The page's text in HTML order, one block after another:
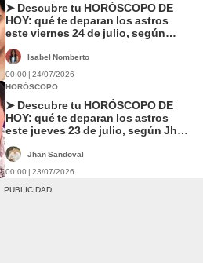
➤ Descubre tu HORÓSCOPO DE
HOY: qué te deparan los astros
este viernes 24 de julio, según
Isabel Nomberto
00:00 | 24/07/2026
HORÓSCOPO
➤ Descubre tu HORÓSCOPO DE
HOY: qué te deparan los astros
este jueves 23 de julio, según Jhan
Jhan Sandoval
00:00 | 23/07/2026